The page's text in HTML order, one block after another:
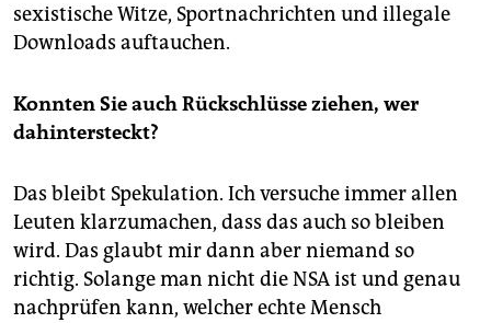
sexistische Witze, Sportnachrichten und illegale
Downloads auftauchen.
Konnten Sie auch Rückschlüsse ziehen, wer
dahintersteckt?
Das bleibt Spekulation. Ich versuche immer allen
Leuten klarzumachen, dass das auch so bleiben
wird. Das glaubt mir dann aber niemand so
richtig. Solange man nicht die NSA ist und genau
nachprüfen kann, welcher echte Mensch